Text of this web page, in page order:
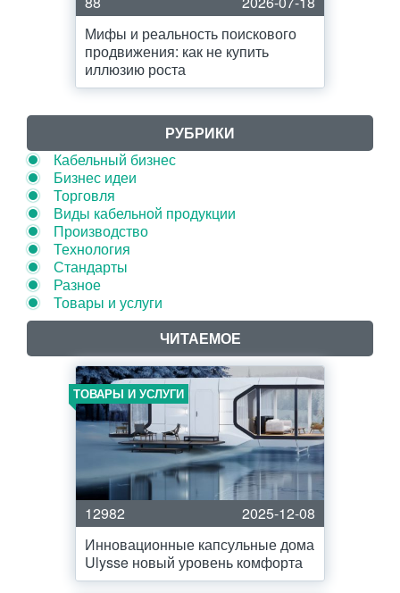
Мифы и реальность поискового
продвижения: как не купить
иллюзию роста
РУБРИКИ
Кабельный бизнес
Бизнес идеи
Торговля
Виды кабельной продукции
Производство
Технология
Стандарты
Разное
Товары и услуги
ЧИТАЕМОЕ
ТОВАРЫ И УСЛУГИ
12982
2025-12-08
Инновационные капсульные дома
Ulysse новый уровень комфорта